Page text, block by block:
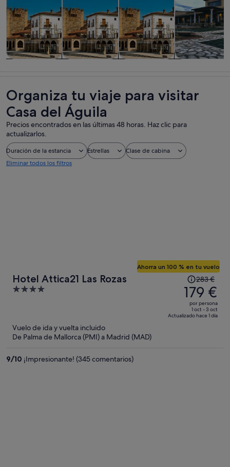
Organiza tu viaje para visitar
Casa del Águila
Precios encontrados en las últimas 48 horas. Haz clic para
actualizarlos.
Duración de la estancia Estrellas
Clase de cabina
Eliminar todos los filtros
Hotel Attica21 Las Rozas
4
5
Ahorra un 100 % en tu vuelo
El
precio
era
de
283 €,
283 €
179 €
por persona
1 oct - 3 oct
Actualizado hace 1 día
Vuelo de ida y vuelta incluido
De Palma de Mallorca (PMI) a Madrid (MAD)
9/10 ¡Impresionante! (345 comentarios)